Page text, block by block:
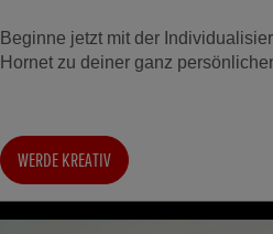
Beginne jetzt mit der
Hornet zu deiner ganz
WERDE KREATIV